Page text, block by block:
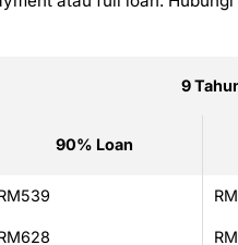
9
90% Loan